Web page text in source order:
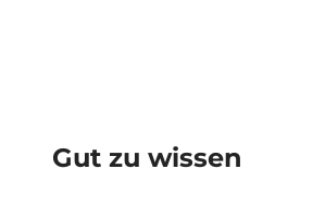
Gut zu wissen